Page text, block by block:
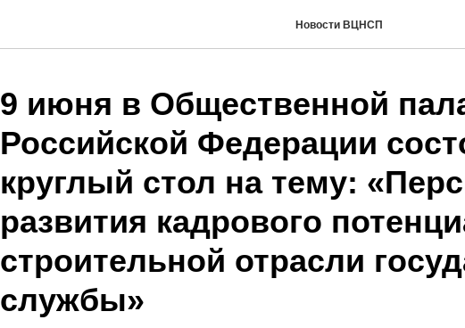
Новости ВЦНСП
9 июня в Общественной
Российской Федерации
круглый стол на тему:
развития кадрового
строительной отрасли
службы»